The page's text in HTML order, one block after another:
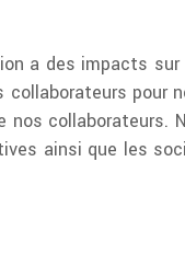
a des impacts sur
pour
collaborateurs.
ainsi que les